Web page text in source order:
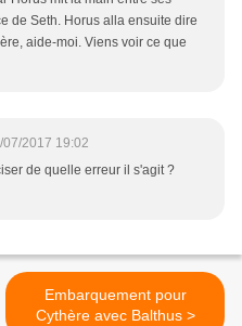
de Seth. Horus alla ensuite dire
aide-moi. Viens voir ce que
07/2017 19:02
de quelle erreur il s'agit ?
Embarquement pour
Cythère avec Balthus >